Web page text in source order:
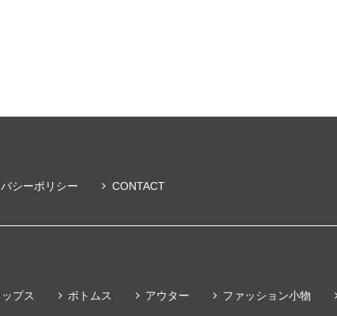
シーポリシー CONTACT
ップス ボトムス アウター ファッション小物